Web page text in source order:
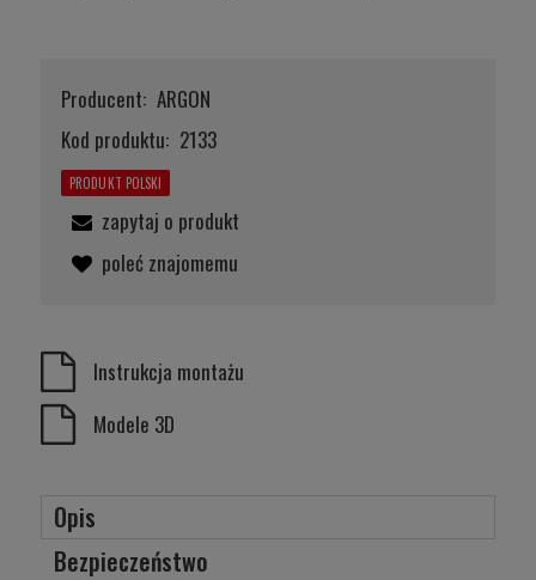
Producent: ARGON
Kod produktu: 2133
PRODUKT POLSKI
zapytaj o produkt
poleć znajomemu
Instrukcja montażu
Modele 3D
Opis
Bezpieczeństwo